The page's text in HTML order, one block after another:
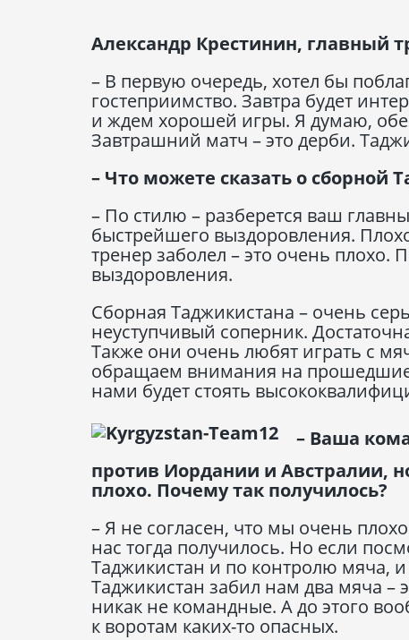
Александр Крестинин, главный
– В первую очередь, хотел бы
гостеприимство. Завтра будет
и ждем хорошей игры. Я думаю,
Завтрашний матч – это дерби.
– Что можете сказать о сборной
– По стилю – разберется ваш
быстрейшего выздоровления.
тренер заболел – это очень
выздоровления.
Сборная Таджикистана – очень
неуступчивый соперник.
Также они очень любят играть с
обращаем внимания на
нами будет стоять
– Ваша
против Иордании и Австралии,
плохо. Почему так получилось?
– Я не согласен, что мы очень
нас тогда получилось. Но если
Таджикистан и по контролю мяча,
Таджикистан забил нам два мяча
никак не командные. А до этого
к воротам каких-то опасных.